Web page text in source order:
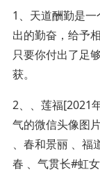
1、天道酬勤是
出的勤奋，给予
只要你付出了足
获。
2、、莲福[2021
气的微信头像图
、春和景丽 、福
春 、气贯长#虹